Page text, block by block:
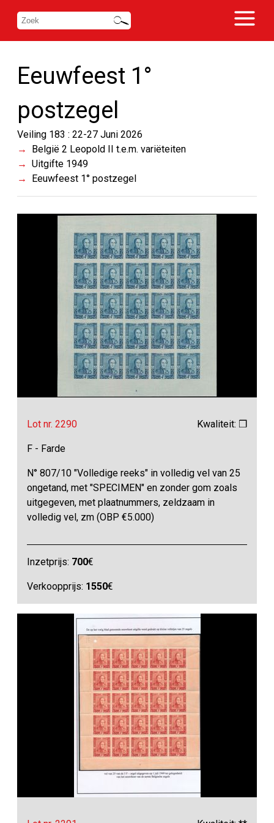
Eeuwfeest 1°
postzegel
Veiling 183 : 22-27 Juni 2026
België 2 Leopold II t.e.m. variëteiten
Uitgifte 1949
Eeuwfeest 1° postzegel
Lot nr. 2290 Kwaliteit: ❒
F - Farde
N° 807/10 "Volledige reeks" in volledig vel van 25
ongetand, met "SPECIMEN" en zonder gom zoals
uitgegeven, met plaatnummers, zeldzaam in
volledig vel, zm (OBP €5.000)
Inzetprijs: 700€
Verkoopprijs: 1550€